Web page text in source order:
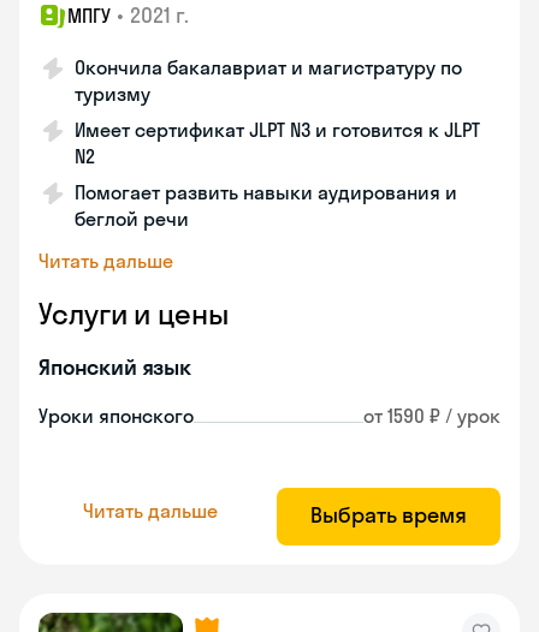
МПГУ • 2021 г.
Окончила бакалавриат и магистратуру по
туризму
Имеет сертификат JLPT N3 и готовится к JLPT
N2
Помогает развить навыки аудирования и
беглой речи
Читать дальше
Услуги и цены
Японский язык
Уроки японского от 1590 ₽ / урок
Читать дальше Выбрать время